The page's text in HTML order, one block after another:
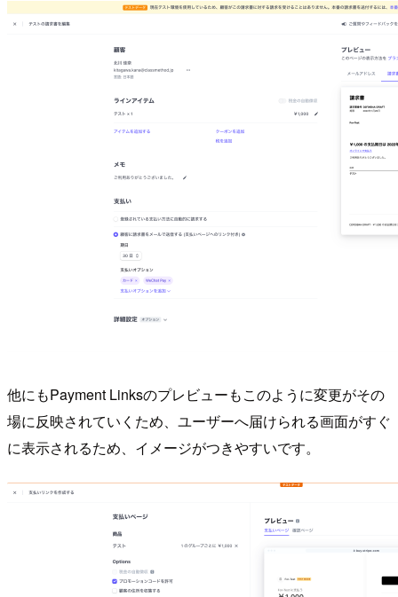
他にもPayment Linksのプレビューもこのように変更がその
場に反映されていくため、ユーザーへ届けられる画面がすぐ
に表示されるため、イメージがつきやすいです。